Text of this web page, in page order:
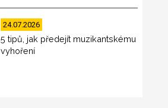
24.07.2026
5 tipů, jak předejít muzikantskému
vyhoření